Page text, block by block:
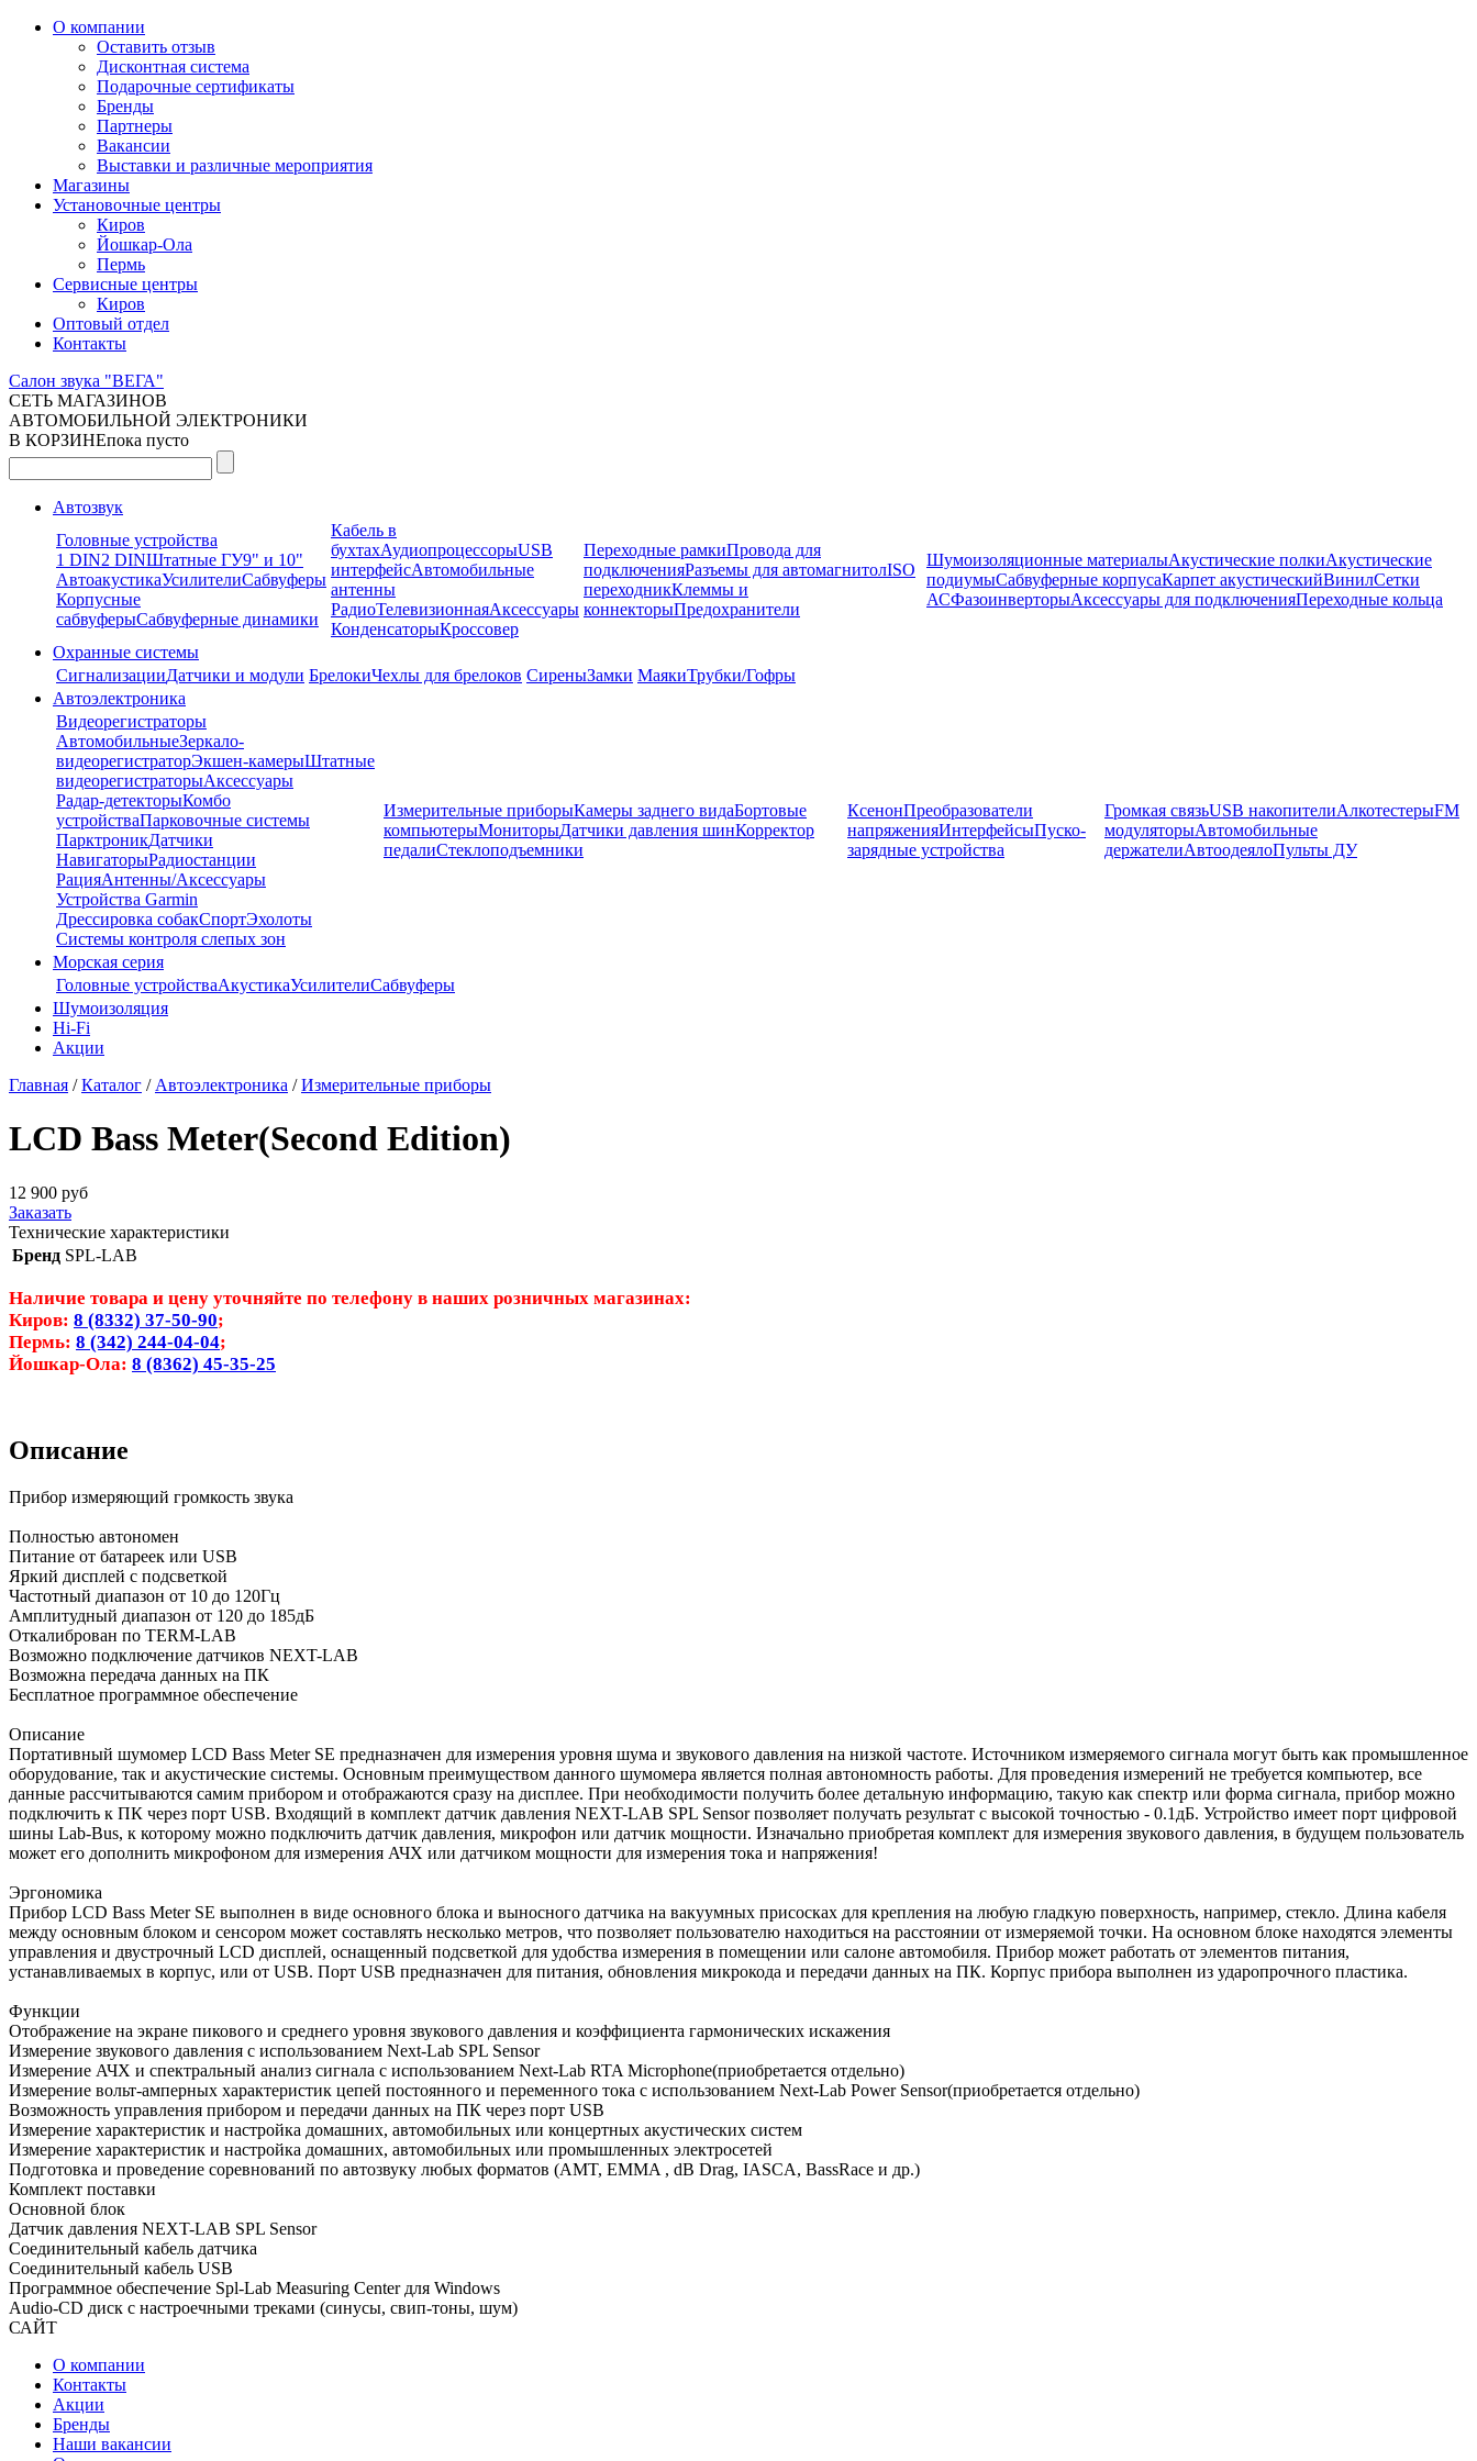
О компании
Оставить отзыв
Дисконтная система
Подарочные сертификаты
Бренды
Партнеры
Вакансии
Выставки и различные мероприятия
Магазины
Установочные центры
Киров
Йошкар-Ола
Пермь
Сервисные центры
Киров
Оптовый отдел
Контакты
Салон звука "ВЕГА"
СЕТЬ МАГАЗИНОВ
АВТОМОБИЛЬНОЙ ЭЛЕКТРОНИКИ
В КОРЗИНЕпока пусто
Автозвук
Головные устройства
1 DIN2 DINШтатные ГУ9" и 10"
АвтоакустикаУсилителиСабвуферы
Корпусные
сабвуферыСабвуферные динамики
Кабель в
бухтахАудиопроцессорыUSB
интерфейсАвтомобильные
антенны
РадиоТелевизионнаяАксессуары
КонденсаторыКроссовер
Переходные рамкиПровода для
подключенияРазъемы для автомагнитолISO
переходникКлеммы и
коннекторыПредохранители
Шумоизоляционные материалыАкустические полкиАкустические
подиумыСабвуферные корпусаКарпет акустическийВинилСетки
АСФазоинверторыАксессуары для подключенияПереходные кольца
Охранные системы
СигнализацииДатчики и модули БрелокиЧехлы для брелоков СиреныЗамки МаякиТрубки/Гофры
Автоэлектроника
Видеорегистраторы
АвтомобильныеЗеркало-
видеорегистраторЭкшен-камерыШтатные
видеорегистраторыАксессуары
Радар-детекторыКомбо
устройстваПарковочные системы
ПарктроникДатчики
НавигаторыРадиостанции
РацияАнтенны/Аксессуары
Устройства Garmin
Дрессировка собакСпортЭхолоты
Системы контроля слепых зон
Измерительные приборыКамеры заднего видаБортовые
компьютерыМониторыДатчики давления шинКорректор
педалиСтеклоподъемники
КсенонПреобразователи
напряженияИнтерфейсыПуско-
зарядные устройства
Громкая связьUSB накопителиАлкотестерыFM
модуляторыАвтомобильные
держателиАвтоодеялоПульты ДУ
Морская серия
Головные устройстваАкустикаУсилителиСабвуферы
Шумоизоляция
Hi-Fi
Акции
Главная /Каталог / Автоэлектроника /Измерительные приборы
LCD Bass Meter(Second Edition)
12 900 руб
Заказать
Технические характеристики
Бренд SPL-LAB
Наличие товара и цену уточняйте по телефону в наших розничных магазинах:
Киров: 8 (8332) 37-50-90;
Пермь: 8 (342) 244-04-04;
Йошкар-Ола: 8 (8362) 45-35-25
Описание
Прибор измеряющий громкость звука
Полностью автономен
Питание от батареек или USB
Яркий дисплей с подсветкой
Частотный диапазон от 10 до 120Гц
Амплитудный диапазон от 120 до 185дБ
Откалиброван по TERM-LAB
Возможно подключение датчиков NEXT-LAB
Возможна передача данных на ПК
Бесплатное программное обеспечение
Описание
Портативный шумомер LCD Bass Meter SE предназначен для измерения уровня шума и звукового давления на низкой частоте. Источником измеряемого сигнала могут быть как промышленное
оборудование, так и акустические системы. Основным преимуществом данного шумомера является полная автономность работы. Для проведения измерений не требуется компьютер, все
данные рассчитываются самим прибором и отображаются сразу на дисплее. При необходимости получить более детальную информацию, такую как спектр или форма сигнала, прибор можно
подключить к ПК через порт USB. Входящий в комплект датчик давления NEXT-LAB SPL Sensor позволяет получать результат с высокой точностью - 0.1дБ. Устройство имеет порт цифровой
шины Lab-Bus, к которому можно подключить датчик давления, микрофон или датчик мощности. Изначально приобретая комплект для измерения звукового давления, в будущем пользователь
может его дополнить микрофоном для измерения АЧХ или датчиком мощности для измерения тока и напряжения!
Эргономика
Прибор LCD Bass Meter SE выполнен в виде основного блока и выносного датчика на вакуумных присосках для крепления на любую гладкую поверхность, например, стекло. Длина кабеля
между основным блоком и сенсором может составлять несколько метров, что позволяет пользователю находиться на расстоянии от измеряемой точки. На основном блоке находятся элементы
управления и двустрочный LCD дисплей, оснащенный подсветкой для удобства измерения в помещении или салоне автомобиля. Прибор может работать от элементов питания,
устанавливаемых в корпус, или от USB. Порт USB предназначен для питания, обновления микрокода и передачи данных на ПК. Корпус прибора выполнен из ударопрочного пластика.
Функции
Отображение на экране пикового и среднего уровня звукового давления и коэффициента гармонических искажения
Измерение звукового давления с использованием Next-Lab SPL Sensor
Измерение АЧХ и спектральный анализ сигнала с использованием Next-Lab RTA Microphone(приобретается отдельно)
Измерение вольт-амперных характеристик цепей постоянного и переменного тока с использованием Next-Lab Power Sensor(приобретается отдельно)
Возможность управления прибором и передачи данных на ПК через порт USB
Измерение характеристик и настройка домашних, автомобильных или концертных акустических систем
Измерение характеристик и настройка домашних, автомобильных или промышленных электросетей
Подготовка и проведение соревнований по автозвуку любых форматов (AMT, EMMA , dB Drag, IASCA, BassRace и др.)
Комплект поставки
Основной блок
Датчик давления NEXT-LAB SPL Sensor
Соединительный кабель датчика
Соединительный кабель USB
Программное обеспечение Spl-Lab Measuring Center для Windows
Audio-CD диск с настроечными треками (синусы, свип-тоны, шум)
САЙТ
О компании
Контакты
Акции
Бренды
Наши вакансии